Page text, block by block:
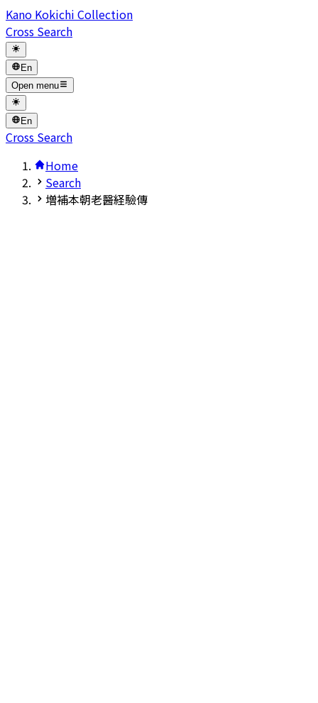
Kano Kokichi Collection
Cross Search
En
Open menu
En
Cross Search
Home
Search
増補本朝老醫経驗傳